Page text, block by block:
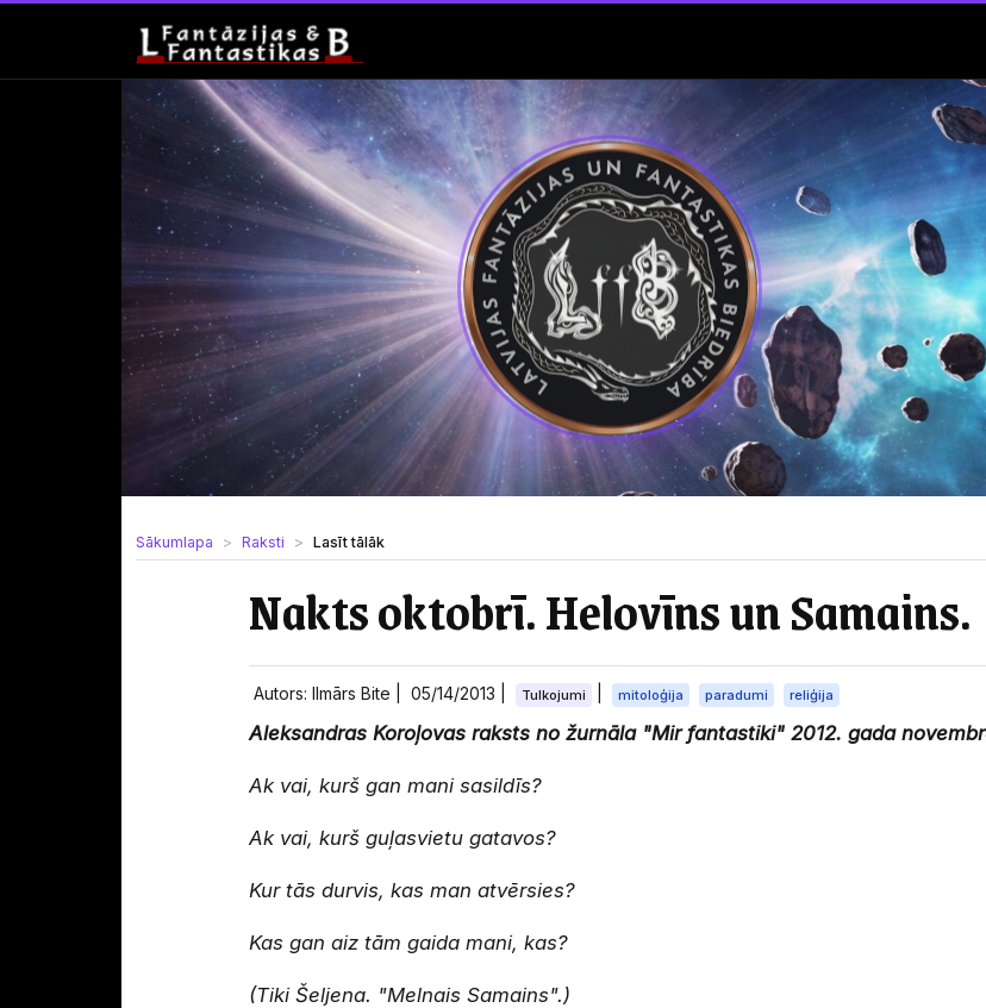
Sākumlapa Raksti Lasīt tālāk
Nakts oktobrī. Helovīns un Samains.
Autors: Ilmārs Bite | 05/14/2013 Tulkojumi mitoloģija paradumi reliģija
Aleksandras Koroļovas raksts no žurnāla "Mir fantastiki" 2012. gada
Ak vai, kurš gan mani sasildīs?
Ak vai, kurš guļasvietu gatavos?
Kur tās durvis, kas man atvērsies?
Kas gan aiz tām gaida mani, kas?
(Tiki Šeljena. "Melnais Samains".)